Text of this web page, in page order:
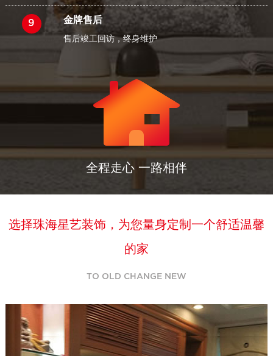
9 金牌售后
售后竣工回访，终身维护
全程走心 一路相伴
选择珠海星艺装饰，为您量身定制一个舒适温馨
的家
TO OLD CHANGE NEW